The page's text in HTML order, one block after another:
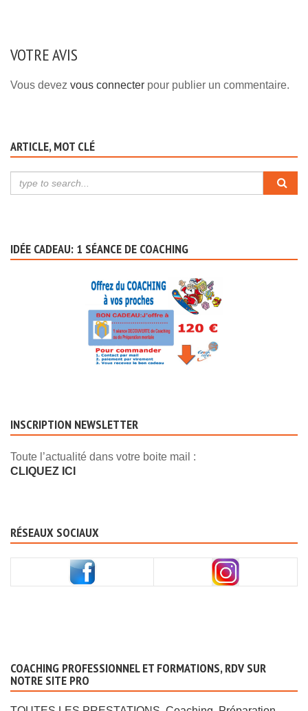
VOTRE AVIS
Vous devez vous connecter pour publier un commentaire.
ARTICLE, MOT CLÉ
IDÉE CADEAU: 1 SÉANCE DE COACHING
INSCRIPTION NEWSLETTER
Toute l’actualité dans votre boite mail :
CLIQUEZ ICI
RÉSEAUX SOCIAUX
COACHING PROFESSIONNEL ET FORMATIONS, RDV SUR
NOTRE SITE PRO